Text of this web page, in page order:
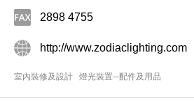
2898 4755
http://www.zodiaclighting.com
室內裝修及設計 燈光裝置─配件及用品